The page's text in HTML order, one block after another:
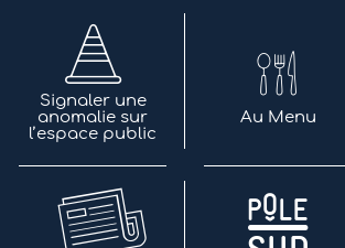
Signaler une
anomalie sur
l’espace public
Au Menu